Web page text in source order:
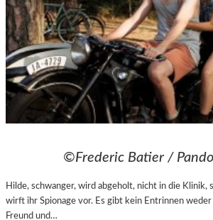
©Frederic Batier /
Hilde, schwanger, wird abgeholt, nicht in die Klinik,
wirft ihr Spionage vor. Es gibt kein Entrinnen
Freund und…